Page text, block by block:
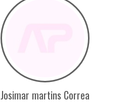
Josimar martins Correa